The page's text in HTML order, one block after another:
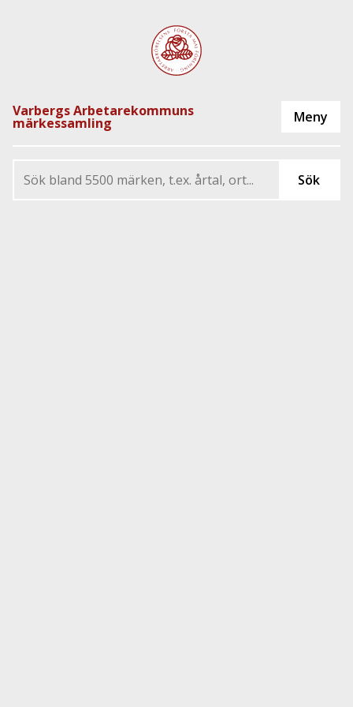
Varbergs Arbetarekommuns
märkessamling